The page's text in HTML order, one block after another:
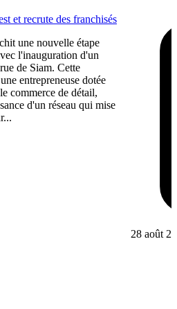
et recrute des franchisés
une nouvelle étape
l'inauguration d'un
de Siam. Cette
entrepreneuse dotée
commerce de détail,
d'un réseau qui mise
28 août